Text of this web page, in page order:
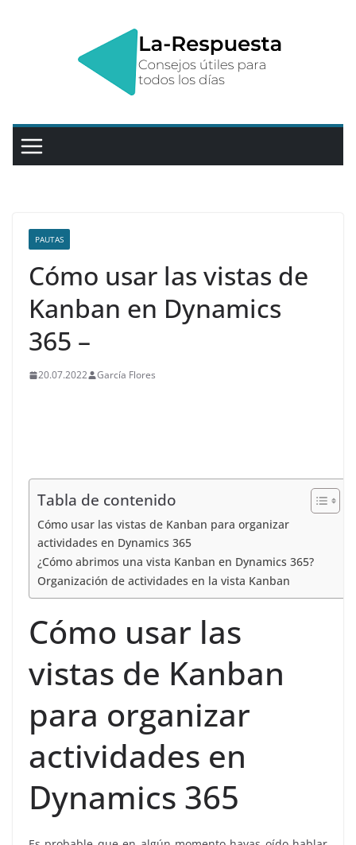
PAUTAS
Cómo usar las vistas de
Kanban en Dynamics
365 –
20.07.2022 García Flores
Tabla de contenido
Cómo usar las vistas de Kanban para organizar
actividades en Dynamics 365
¿Cómo abrimos una vista Kanban en Dynamics 365?
Organización de actividades en la vista Kanban
Cómo usar las
vistas de Kanban
para organizar
actividades en
Dynamics 365